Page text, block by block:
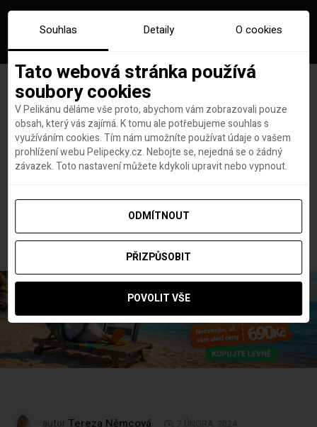
Hlavní stránka
Dovolené
POBYT DNE: To nejlepší z Gruzie během poznávačky s
průvodcem za 23 590 Kč
Gruzie během poznávačky s
průvodcem za 23 590 Kč
autor Tereza Němcová
Souhlas Detaily O cookies
Tato webová stránka používá
soubory cookies
V Pelikánu děláme vše proto, abychom vám zobrazovali pouze
obsah, který vás zajímá. K tomu ale potřebujeme souhlas s
využíváním cookies. Tím nám umožníte používat údaje o vašem
prohlížení webu Pelipecky.cz. Nebojte se, nejedná se o žádný
závazek. Toto nastavení můžete kdykoli upravit nebo vypnout.
ODMÍTNOUT
PŘIZPŮSOBIT
POVOLIT VŠE